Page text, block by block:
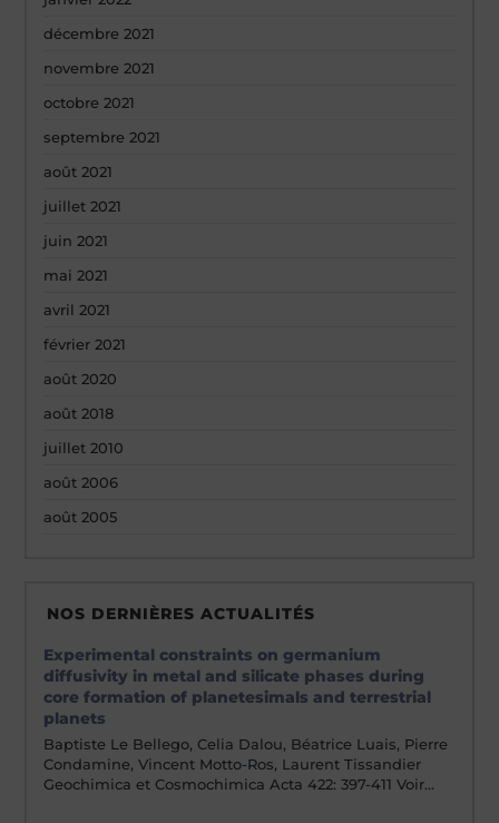
décembre 2021
novembre 2021
octobre 2021
septembre 2021
août 2021
juillet 2021
juin 2021
mai 2021
avril 2021
février 2021
août 2020
août 2018
juillet 2010
août 2006
août 2005
NOS DERNIÈRES ACTUALITÉS
Experimental constraints on germanium
diffusivity in metal and silicate phases during
core formation of planetesimals and terrestrial
planets
Baptiste Le Bellego, Celia Dalou, Béatrice Luais, Pierre
Condamine, Vincent Motto-Ros, Laurent Tissandier
Geochimica et Cosmochimica Acta 422: 397-411 Voir…